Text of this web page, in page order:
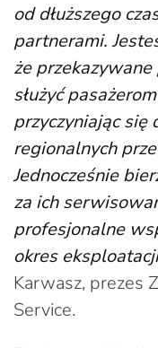
od dłuższego
partnerami.
że
służyć
przyczyniając się
regionalnych
Jednocześnie
za ich
profesjonalne
okres eksploatacji
Karwasz, prezes
Service.